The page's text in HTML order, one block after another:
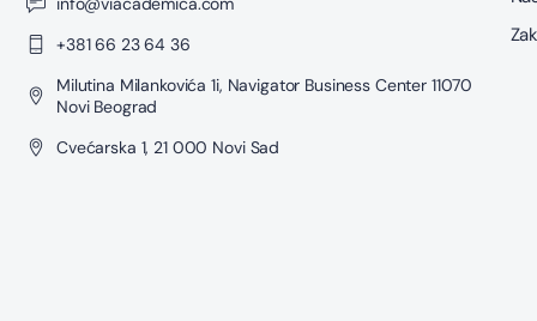
+381 66 23 64 36
Milutina Milankovića 1i, Navigator Business Center 11070
Novi Beograd
Cvećarska 1, 21 000 Novi Sad